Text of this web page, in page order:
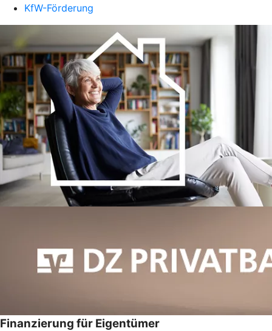
KfW-Förderung
Finanzierung für Eigentümer